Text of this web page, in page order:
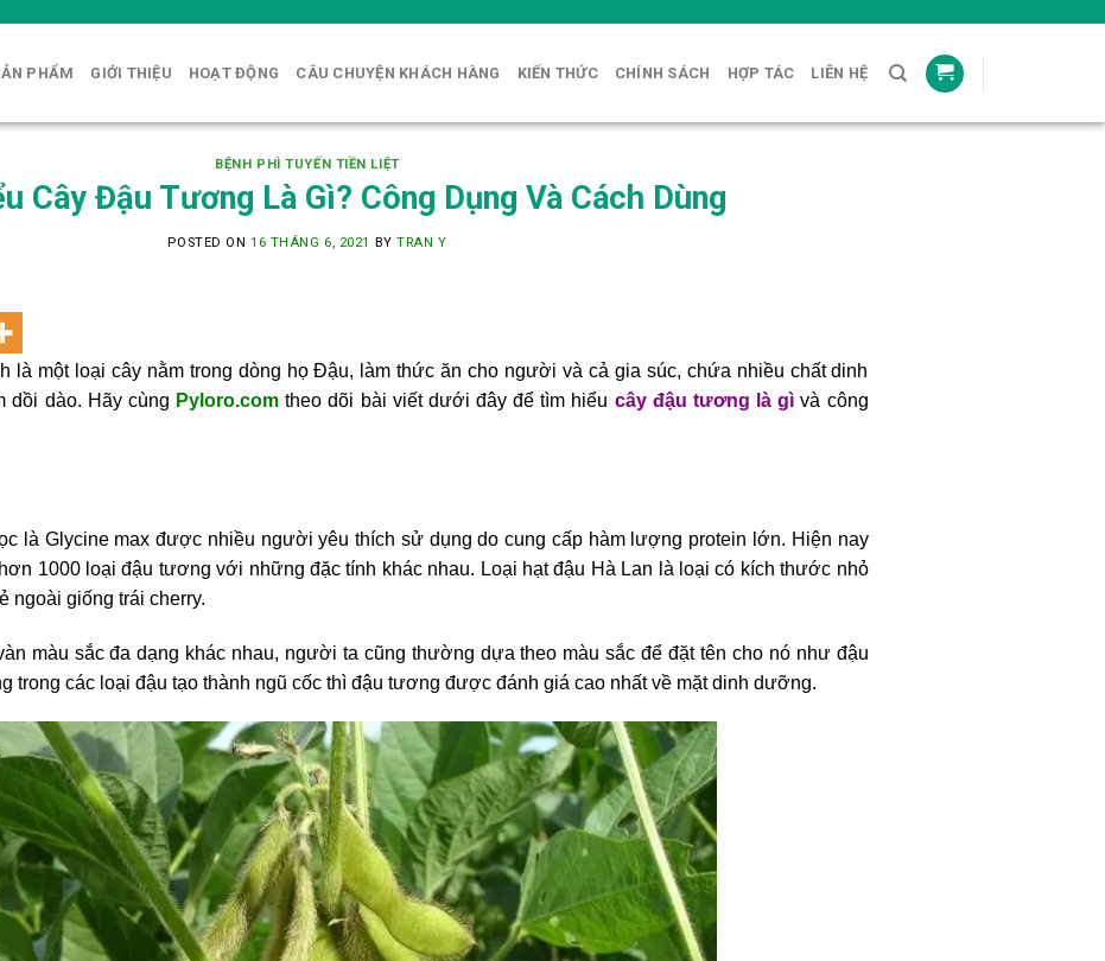
PHẨM GIỚI THIỆU HOẠT ĐỘNG CÂU CHUYỆN KHÁCH HÀNG KIẾN THỨC CHÍNH SÁCH HỢP TÁC LIÊN HỆ
BỆNH PHÌ TUYẾN TIỀN LIỆT
Cây Đậu Tương Là Gì? Công Dụng Và Cách Dùng
POSTED ON 16 THÁNG 6, 2021 BYTRAN Y
là một loại cây nằm trong dòng họ Đậu, làm thức ăn cho người và cả gia súc, chứa nhiều chất dinh
dồi dào. Hãy cùng Pyloro.com theo dõi bài viết dưới đây để tìm hiểu cây đậu tương là gì và công
là Glycine max được nhiều người yêu thích sử dụng do cung cấp hàm lượng protein lớn. Hiện nay
1000 loại đậu tương với những đặc tính khác nhau. Loại hạt đậu Hà Lan là loại có kích thước nhỏ
ngoài giống trái cherry.
màu sắc đa dạng khác nhau, người ta cũng thường dựa theo màu sắc để đặt tên cho nó như đậu
trong các loại đậu tạo thành ngũ cốc thì đậu tương được đánh giá cao nhất về mặt dinh dưỡng.